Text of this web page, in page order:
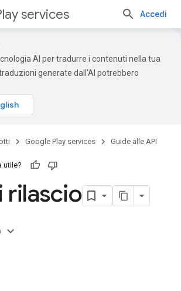
services Accedi
AI per tradurre i contenuti nella tua
generate dall'AI potrebbero
Google Play services Guide alle API
utile?
rilascio